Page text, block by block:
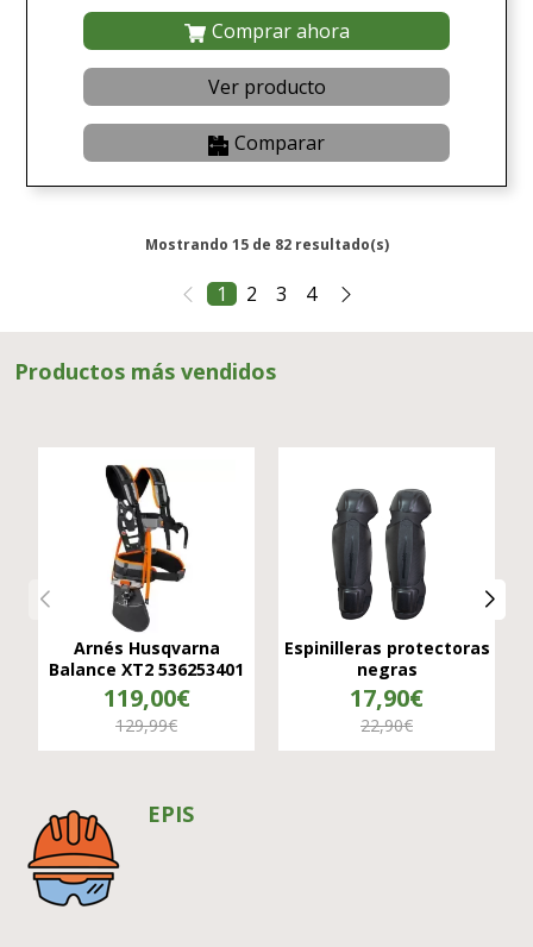
Comprar ahora
Ver producto
Comparar
Mostrando 15 de 82 resultado(s)
1 2 3 4
Productos más vendidos
Arnés Husqvarna
Balance XT2 536253401
119,00€
129,99€
Espinilleras protectoras
negras
17,90€
22,90€
EPIS